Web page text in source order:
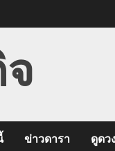
ข่าวดารา ดูดว